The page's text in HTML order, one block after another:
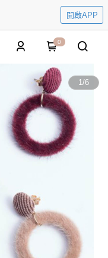
開啟APP
0
1/6